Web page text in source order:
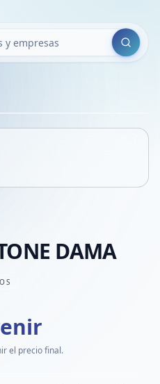
Buscar
DAMA
el precio final.